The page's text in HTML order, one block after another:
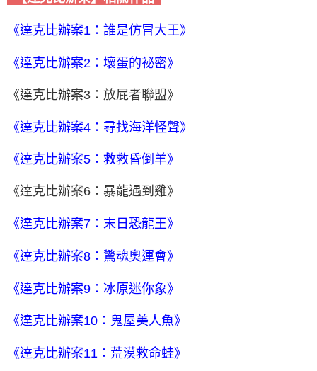
《達克比辦案1：誰是仿冒大王》
《達克比辦案2：壞蛋的祕密》
《達克比辦案3：放屁者聯盟》
《達克比辦案4：尋找海洋怪聲》
《達克比辦案5：救救昏倒羊》
《達克比辦案6：暴龍遇到雞》
《達克比辦案7：末日恐龍王》
《達克比辦案8：驚魂奧運會》
《達克比辦案9：冰原迷你象》
《達克比辦案10：鬼屋美人魚》
《達克比辦案11：荒漠救命蛙》